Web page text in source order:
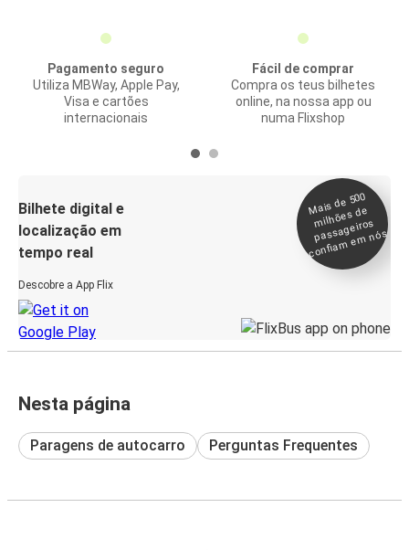
Pagamento seguro
Utiliza MBWay, Apple Pay,
Visa e cartões
internacionais
Fácil de comprar
Compra os teus bilhetes
online, na nossa app ou
numa Flixshop
Bilhete digital e
localização em
tempo real
Descobre a App Flix
Mais de 500
milhões de
passageiros
confia
m e
m nós
Nesta página
Paragens de autocarro Perguntas Frequentes